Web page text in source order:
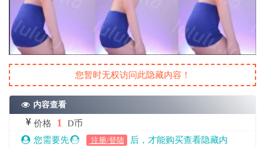
您暂时无权访问此隐藏内容！
内容查看
价格 1
D币
您需要先
注册/登陆
后，才能购买查看隐藏内